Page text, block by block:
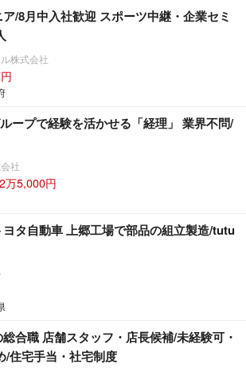
/8月中入社歓迎 スポーツ中継・企業セミ
株式会社
ープで経験を活かせる「経理」 業界不問/
社
万5,000円
タ自動車 上郷工場で部品の組立製造/tutu
合職 店舗スタッフ・店長候補/未経験可・
/住宅手当・社宅制度